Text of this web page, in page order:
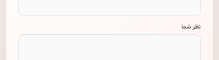
نظر شما